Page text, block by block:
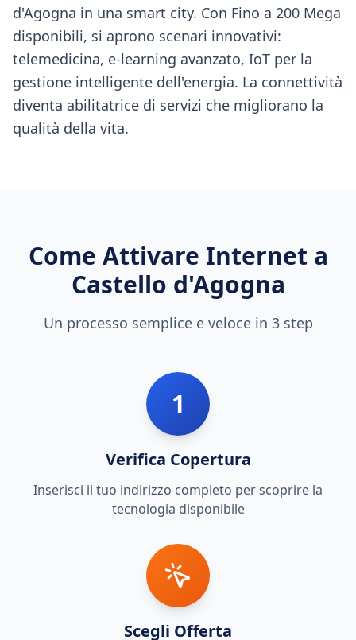
d'Agogna in una smart city. Con Fino a 200 Mega
disponibili, si aprono scenari innovativi:
telemedicina, e-learning avanzato, IoT per la
gestione intelligente dell'energia. La connettività
diventa abilitatrice di servizi che migliorano la
qualità della vita.
Come Attivare Internet a
Castello d'Agogna
Un processo semplice e veloce in 3 step
1
Verifica Copertura
Inserisci il tuo indirizzo completo per scoprire la
tecnologia disponibile
Scegli Offerta